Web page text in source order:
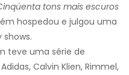
tons mais escuros
hospedou e julgou uma
teve uma série de
Calvin Klien, Rimmel,